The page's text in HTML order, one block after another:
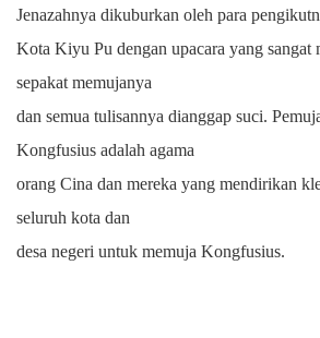
Jenazahnya dikuburkan oleh para
Kota Kiyu Pu dengan upacara yang sangat
sepakat memujanya
dan semua tulisannya dianggap suci.
Kongfusius adalah agama
orang Cina dan mereka yang mendirikan
seluruh kota dan
desa negeri untuk memuja Kongfusius.